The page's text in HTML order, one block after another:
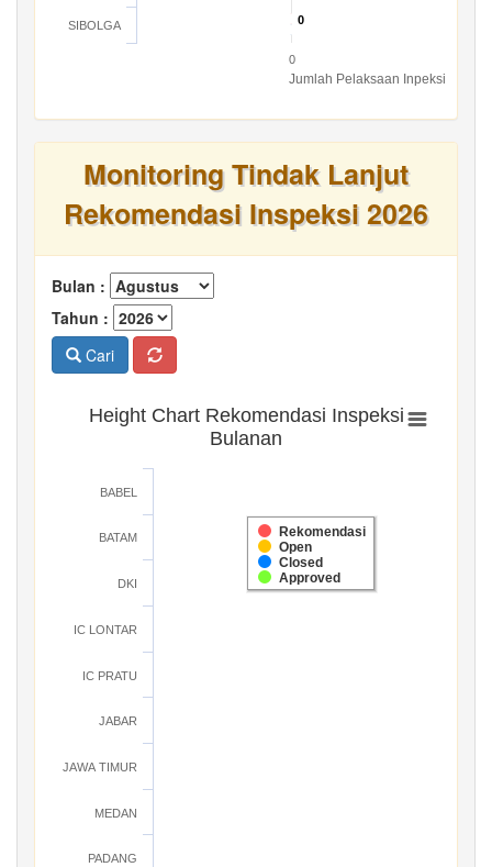
Jumlah Pelaksaan Inpeksi
0
0
SIBOLGA
0
Monitoring Tindak Lanjut
Rekomendasi Inspeksi 2026
Bulan :
Tahun :
Cari
Height Chart Rekomendasi Inspeksi
Bulanan
Rekomendasi
Open
Closed
Approved
BABEL
BATAM
DKI
IC LONTAR
IC PRATU
JABAR
JAWA TIMUR
MEDAN
PADANG